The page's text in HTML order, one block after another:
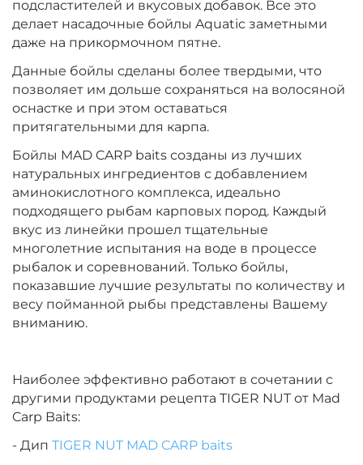
подсластителей и вкусовых добавок. Все это
делает насадочные бойлы Aquatic заметными
даже на прикормочном пятне.
Данные бойлы сделаны более твердыми, что
позволяет им дольше сохраняться на волосяной
оснастке и при этом оставаться
притягательными для карпа.
Бойлы MAD CARP baits созданы из лучших
натуральных ингредиентов с добавлением
аминокислотного комплекса, идеально
подходящего рыбам карповых пород. Каждый
вкус из линейки прошел тщательные
многолетние испытания на воде в процессе
рыбалок и соревнований. Только бойлы,
показавшие лучшие результаты по количеству и
весу пойманной рыбы представлены Вашему
вниманию.
Наиболее эффективно работают в сочетании с
другими продуктами рецепта TIGER NUT от Mad
Carp Baits:
- Дип TIGER NUT MAD CARP baits